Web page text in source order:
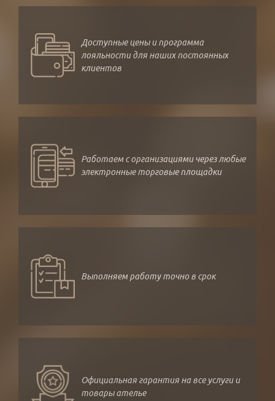
Доступные цены и программа
лояльности для наших постоянных
клиентов
Работаем с организациями через любые
электронные торговые площадки
Выполняем работу точно в срок
Официальная гарантия на все услуги и
товары ателье